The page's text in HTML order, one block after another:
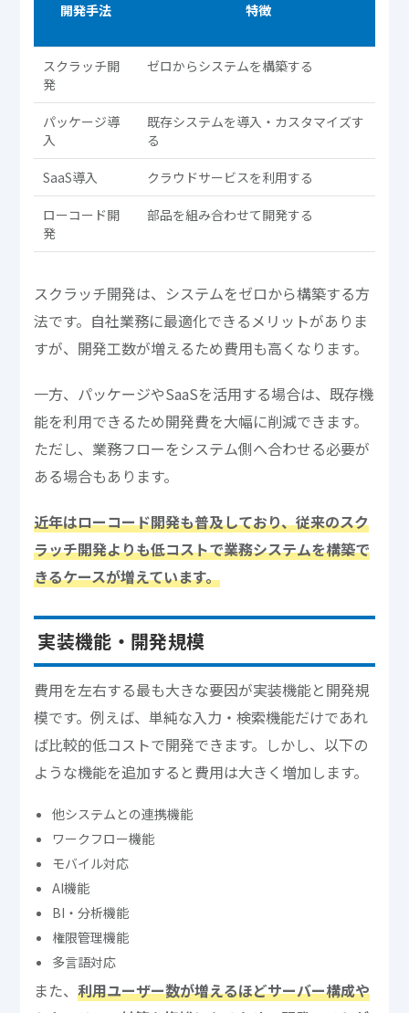
開発手法 特徴
スクラッチ開
発
ゼロからシステムを構築する
パッケージ導
入
既存システムを導入・カスタマイズす
る
SaaS導入 クラウドサービスを利用する
ローコード開
発
部品を組み合わせて開発する
スクラッチ開発は、システムをゼロから構築する方
法です。自社業務に最適化できるメリットがありま
すが、開発工数が増えるため費用も高くなります。
一方、パッケージやSaaSを活用する場合は、既存機
能を利用できるため開発費を大幅に削減できます。
ただし、業務フローをシステム側へ合わせる必要が
ある場合もあります。
近年はローコード開発も普及しており、従来のスク
ラッチ開発よりも低コストで業務システムを構築で
きるケースが増えています。
実装機能・開発規模
費用を左右する最も大きな要因が実装機能と開発規
模です。例えば、単純な入力・検索機能だけであれ
ば比較的低コストで開発できます。しかし、以下の
ような機能を追加すると費用は大きく増加します。
他システムとの連携機能
ワークフロー機能
モバイル対応
AI機能
BI・分析機能
権限管理機能
多言語対応
また、利用ユーザー数が増えるほどサーバー構成や